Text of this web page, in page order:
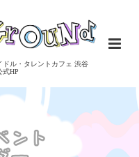
ドル・タレントカフェ 渋谷
式HP